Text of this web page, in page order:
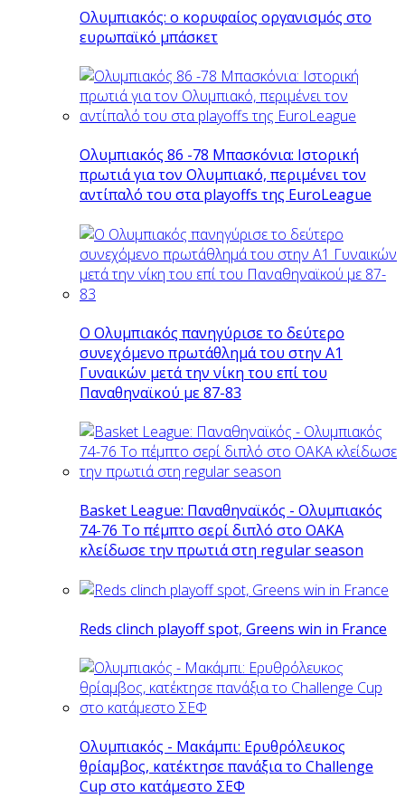
Ολυμπιακός: ο κορυφαίος οργανισμός στο
ευρωπαϊκό μπάσκετ
Ολυμπιακός 86 -78 Μπασκόνια: Ιστορική
πρωτιά για τον Ολυμπιακό, περιμένει τον
αντίπαλό του στα playoffs της EuroLeague
Ο Ολυμπιακός πανηγύρισε το δεύτερο
συνεχόμενο πρωτάθλημά του στην Α1
Γυναικών μετά την νίκη του επί του
Παναθηναϊκού με 87-83
Basket League: Παναθηναϊκός - Ολυμπιακός
74-76 Το πέμπτο σερί διπλό στο ΟΑΚΑ
κλείδωσε την πρωτιά στη regular season
Reds clinch playoff spot, Greens win in France
Ολυμπιακός - Μακάμπι: Ερυθρόλευκος
θρίαμβος, κατέκτησε πανάξια το Challenge
Cup στο κατάμεστο ΣΕΦ